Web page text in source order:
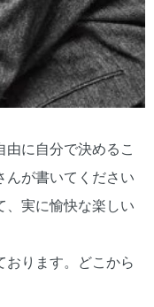
に自分で決めるこ
んが書いてください
、実に愉快な楽しい
ります。どこから